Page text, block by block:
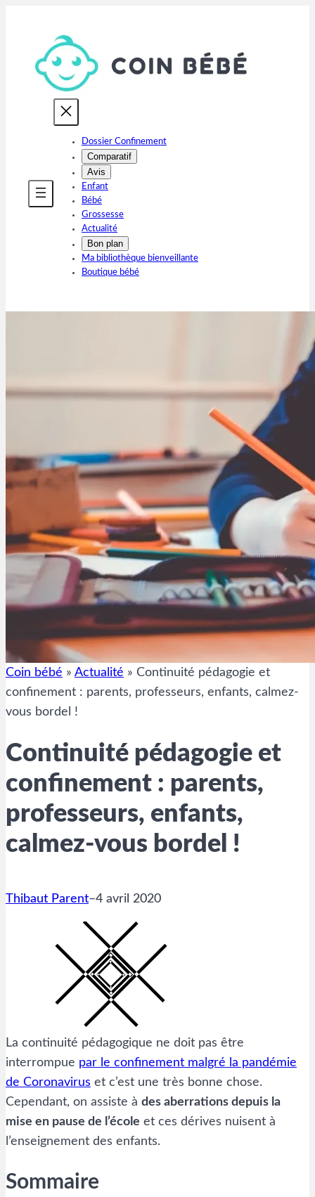
contenu
Dossier Confinement
Comparatif
Avis
Enfant
Bébé
Grossesse
Actualité
Bon plan
Ma bibliothèque bienveillante
Boutique bébé
Coin bébé » Actualité » Continuité pédagogie et
confinement : parents, professeurs, enfants, calmez-
vous bordel !
Continuité pédagogie et
confinement : parents,
professeurs, enfants,
calmez-vous bordel !
Thibaut Parent–4 avril 2020
La continuité pédagogique ne doit pas être
interrompue par le confinement malgré la pandémie
de Coronavirus et c’est une très bonne chose.
Cependant, on assiste à des aberrations depuis la
mise en pause de l’école et ces dérives nuisent à
l’enseignement des enfants.
Sommaire